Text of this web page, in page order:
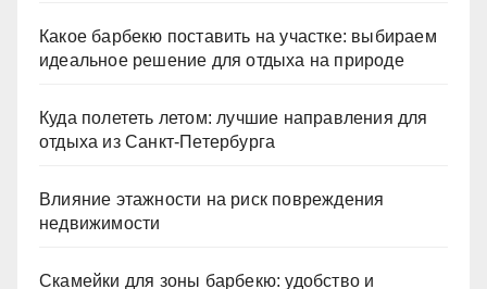
Какое барбекю поставить на участке: выбираем
идеальное решение для отдыха на природе
Куда полететь летом: лучшие направления для
отдыха из Санкт-Петербурга
Влияние этажности на риск повреждения
недвижимости
Скамейки для зоны барбекю: удобство и